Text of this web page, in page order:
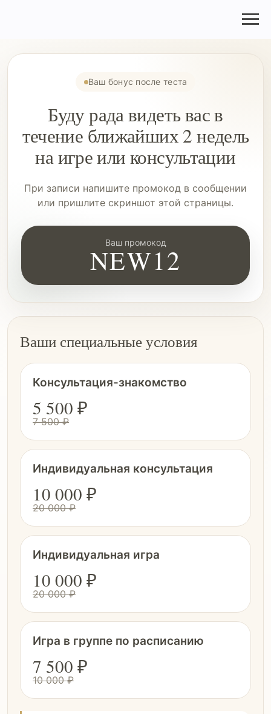
Ваш бонус после теста
Буду рада видеть вас в
течение ближайших 2 недель
на игре или консультации
При записи напишите промокод в сообщении
или пришлите скриншот этой страницы.
Ваш промокод
NEW12
Ваши специальные условия
Консультация-знакомство
5 500 ₽
7 500 ₽
Индивидуальная консультация
10 000 ₽
20 000 ₽
Индивидуальная игра
10 000 ₽
20 000 ₽
Игра в группе по расписанию
7 500 ₽
10 000 ₽